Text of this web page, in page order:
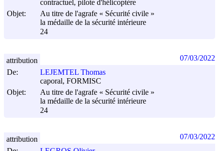
contractuel, pilote d'hélicoptère
Objet:
Au titre de l'agrafe « Sécurité civile »
la médaille de la sécurité intérieure
24
De:
LEJEMTEL Thomas
caporal, FORMISC
Objet:
Au titre de l'agrafe « Sécurité civile »
la médaille de la sécurité intérieure
24
attribution 07/03/2022
attribution 07/03/2022